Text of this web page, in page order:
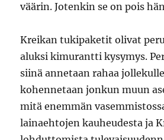
väärin. Jotenkin se on pois
Kreikan tukipaketit olivat
aluksi kimurantti kysymys.
siinä annetaan rahaa
kohennetaan jonkun muun
mitä enemmän
lainaehtojen kauheudesta ja